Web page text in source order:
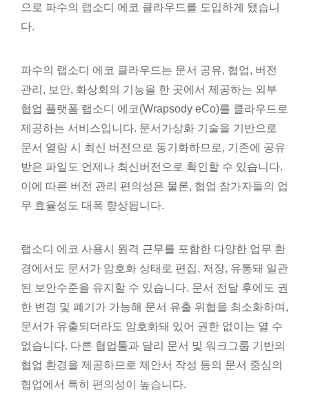
으로 파수의 랩소디 에코 클라우드를 도입하게 됐습니
다.
파수의 랩소디 에코 클라우드는 문서 공유, 협업, 버전
관리, 보안, 화상회의 기능을 한 곳에서 제공하는 외부
협업 플랫폼 랩소디 에코(Wrapsody eCo)를 클라우드로
제공하는 서비스입니다. 문서가상화 기술을 기반으로
문서 열람 시 최신 버전으로 동기화하므로, 기존에 공유
받은 파일도 언제나 최신버전으로 확인할 수 있습니다.
이에 따른 버전 관리 편의성은 물론, 협업 참가자들의 업
무 효율성도 대폭 향상됩니다.
랩소디 에코 사용시 원격 근무를 포함한 다양한 업무 환
경에서도 문서가 암호화 상태로 편집, 저장, 유통돼 일관
된 보안수준을 유지할 수 있습니다. 문서 전달 후에도 권
한 변경 및 폐기가 가능해 문서 유출 위협을 최소화하며,
문서가 유출되더라도 암호화돼 있어 권한 없이는 열 수
없습니다. 다른 협업툴과 달리 문서 및 워크그룹 기반의
협업 환경을 제공하므로 제안서 작성 등의 문서 중심의
협업에서 특히 편의성이 높습니다.